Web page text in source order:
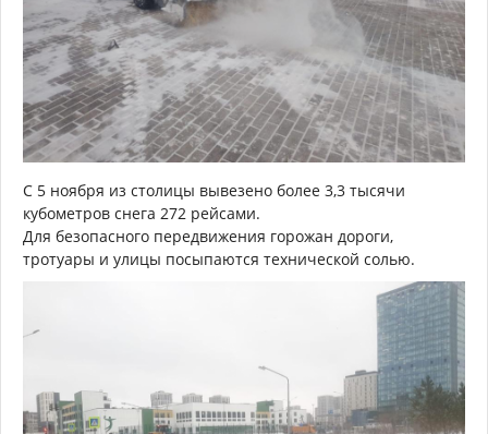
С 5 ноября из столицы вывезено более 3,3 тысячи
кубометров снега 272 рейсами.
Для безопасного передвижения горожан дороги,
тротуары и улицы посыпаются технической солью.